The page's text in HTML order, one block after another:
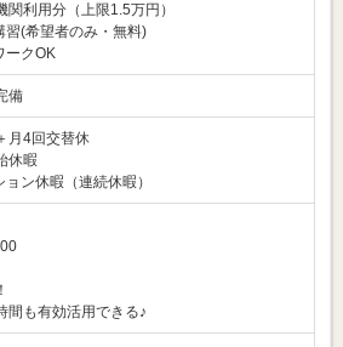
関利用分（上限1.5万円）
(希望者のみ・無料)
ークOK
備
月4回交替休
休暇
ン休暇（連続休暇）
間も有効活用できる♪